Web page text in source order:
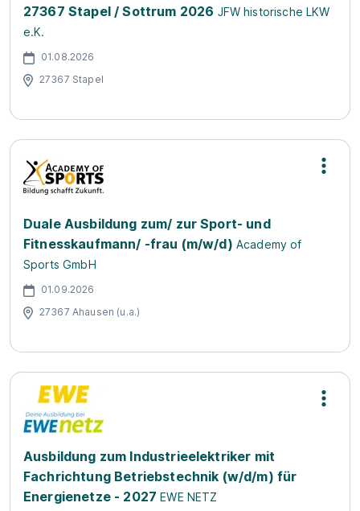
27367 Stapel / Sottrum 2026 JFW historische LKW
e.K.
01.08.2026
27367 Stapel
Duale Ausbildung zum/ zur Sport- und
Fitnesskaufmann/ -frau (m/w/d) Academy of
Sports GmbH
01.09.2026
27367 Ahausen (u.a.)
Ausbildung zum Industrieelektriker mit
Fachrichtung Betriebstechnik (w/d/m) für
Energienetze - 2027 EWE NETZ